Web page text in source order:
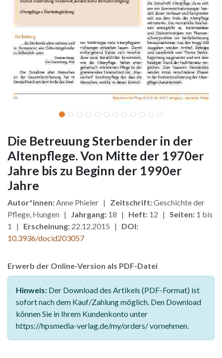
Die Betreuung Sterbender in der
Altenpflege. Von Mitte der 1970er
Jahre bis zu Beginn der 1990er
Jahre
Autor*innen:Anne Phieler | Zeitschrift:Geschichte der
Pflege, Hungen | Jahrgang: 18 | Heft: 12 | Seiten: 1 bis
1 | Erscheinung: 22.12.2015 | DOI:
10.3936/docid203057
Erwerb der Online-Version als PDF-Datei
Hinweis: Der Download des Artikels (PDF-Format) ist
sofort nach dem Kauf/Zahlung möglich. Den Download
können Sie in Ihrem Kundenkonto unter
https://hpsmedia-verlag.de/my/orders/ vornehmen.